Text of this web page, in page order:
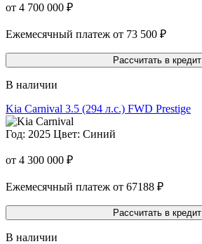
от 4 700 000 ₽
Ежемесячный платеж от 73 500 ₽
Рассчитать в кредит
В наличии
Kia Carnival 3.5 (294 л.с.) FWD Prestige
Год: 2025 Цвет: Синий
от 4 300 000 ₽
Ежемесячный платеж от 67188 ₽
Рассчитать в кредит
В наличии